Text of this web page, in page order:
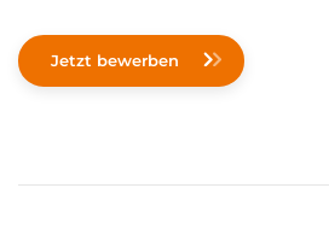
Jetzt bewerben